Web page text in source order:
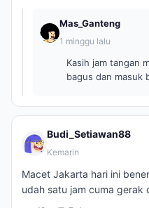
Mas_Ganteng
1 minggu lalu
Kasih jam tangan
bagus dan masuk
Budi_Setiawan88
Kemarin
Macet Jakarta hari ini
udah satu jam cuma gerak